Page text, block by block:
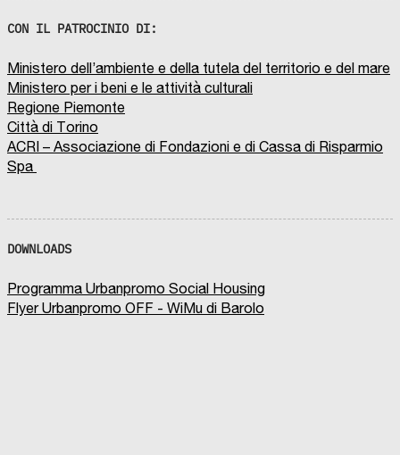
CON IL PATROCINIO DI:
Ministero dell’ambiente e della tutela del territorio e del mare
Ministero per i beni e le attività culturali
Regione Piemonte
Città di Torino
ACRI – Associazione di Fondazioni e di Cassa di Risparmio
Spa
DOWNLOADS
Programma Urbanpromo Social Housing
Flyer Urbanpromo OFF - WiMu di Barolo